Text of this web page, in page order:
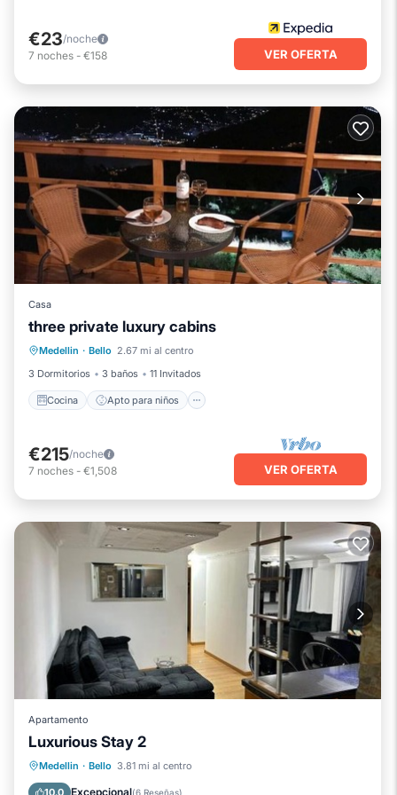
€23/noche
7 noches - €158 VER OFERTA
Casa
three private luxury cabins
Medellin · Bello 2.67 mi al centro
3 Dormitorios
3 baños 11 Invitados
Cocina Apto para niños
Cocina Apto para niños
Seguridad/Protección
€215/noche
7 noches - €1,508 VER OFERTA
Apartamento
Luxurious Stay 2
Medellin · Bello 3.81 mi al centro
10.0 Excepcional(6 Reseñas)
Vistas
Se admiten mascotas
Aparcamiento